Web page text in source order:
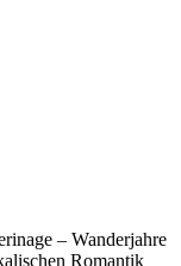
– Wanderjahre
Romantik